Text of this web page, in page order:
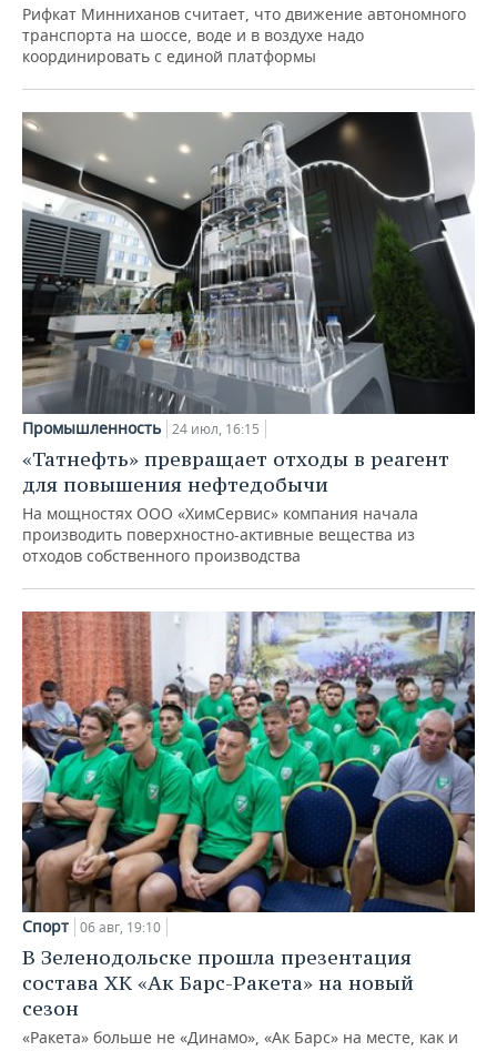
Рифкат Минниханов считает, что движение автономного
транспорта на шоссе, воде и в воздухе надо
координировать с единой платформы
Промышленность 24 июл, 16:15
«Татнефть» превращает отходы в реагент
для повышения нефтедобычи
На мощностях ООО «ХимСервис» компания начала
производить поверхностно-активные вещества из
отходов собственного производства
Спорт 06 авг, 19:10
В Зеленодольске прошла презентация
состава ХК «Ак Барс-Ракета» на новый
сезон
«Ракета» больше не «Динамо», «Ак Барс» на месте, как и